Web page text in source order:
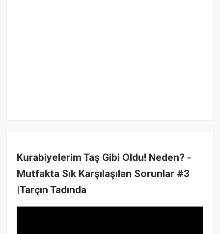
Kurabiyelerim Taş Gibi Oldu! Neden? -
Mutfakta Sık Karşılaşılan Sorunlar #3
|Tarçın Tadında